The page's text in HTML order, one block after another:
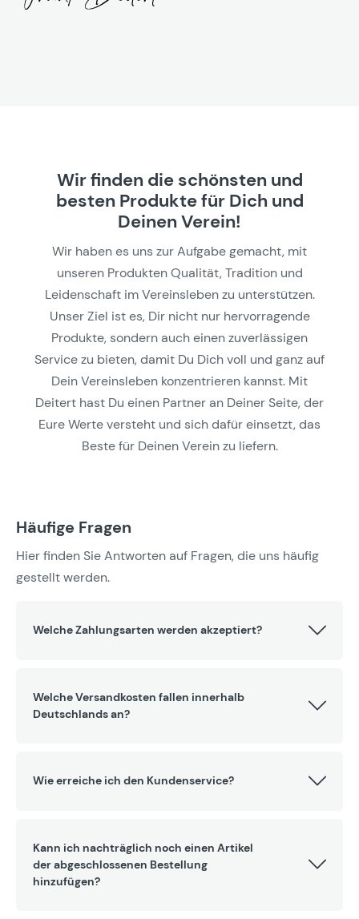
Wir finden die schönsten und
besten Produkte für Dich und
Deinen Verein!
Wir haben es uns zur Aufgabe gemacht, mit
unseren Produkten Qualität, Tradition und
Leidenschaft im Vereinsleben zu unterstützen.
Unser Ziel ist es, Dir nicht nur hervorragende
Produkte, sondern auch einen zuverlässigen
Service zu bieten, damit Du Dich voll und ganz auf
Dein Vereinsleben konzentrieren kannst. Mit
Deitert hast Du einen Partner an Deiner Seite, der
Eure Werte versteht und sich dafür einsetzt, das
Beste für Deinen Verein zu liefern.
Häufige Fragen
Hier finden Sie Antworten auf Fragen, die uns häufig
gestellt werden.
Welche Zahlungsarten werden akzeptiert?
Welche Versandkosten fallen innerhalb
Deutschlands an?
Wie erreiche ich den Kundenservice?
Kann ich nachträglich noch einen Artikel
der abgeschlossenen Bestellung
hinzufügen?